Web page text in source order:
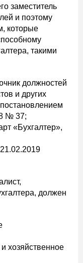
заместитель
и поэтому
которые
такими
должностей
и других
№ 37;
«Бухгалтер»,
должен
хозяйственное